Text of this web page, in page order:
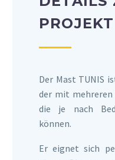
PROJEKT
Der Mast TUNIS
der mit
die je nach
können.
Er eignet sich